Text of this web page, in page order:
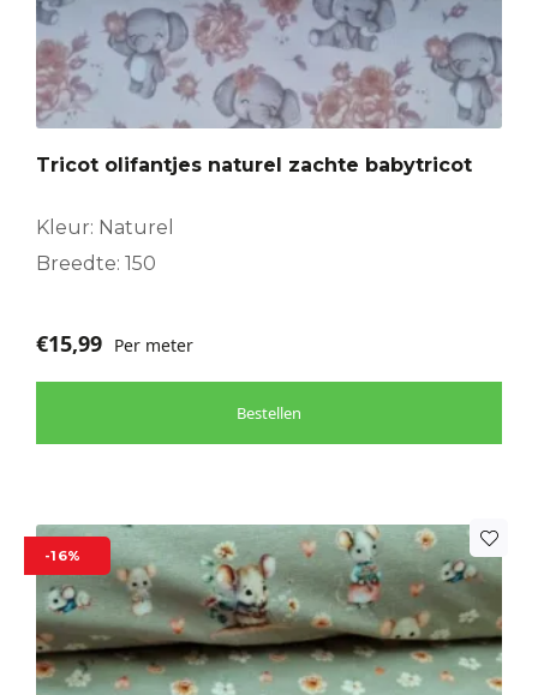
Tricot olifantjes naturel zachte babytricot
Kleur: Naturel
Breedte: 150
€15,99 Per meter
Bestellen
-16%
Dit
product
heeft
meerdere
variaties.
Deze